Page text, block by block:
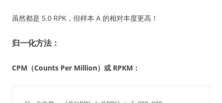
虽然都是 5.0 RPK，但样本 A 的相对丰度更高！
归一化方法：
CPM（Counts Per Million）或 RPKM：